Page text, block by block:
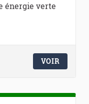
énergie verte
VOIR